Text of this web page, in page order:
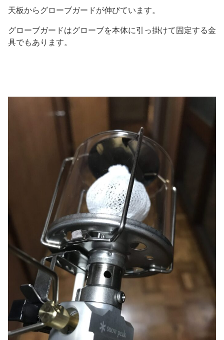
天板からグローブガードが伸びています。
グローブガードはグローブを本体に引っ掛けて固定する金
具でもあります。